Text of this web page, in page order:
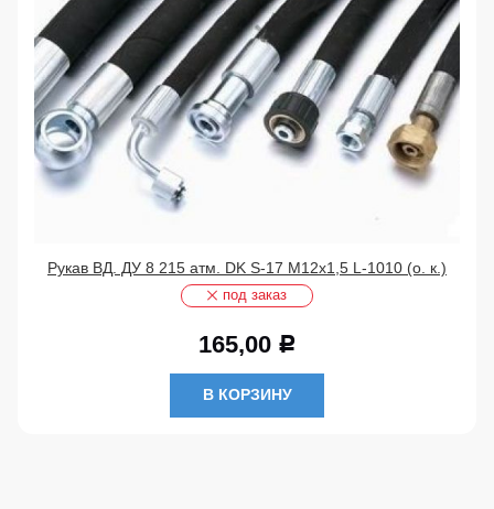
Рукав ВД. ДУ 8 215 атм. DK S-17 М12х1,5 L-1010 (о. к.)
под заказ
165,00 Р
В КОРЗИНУ